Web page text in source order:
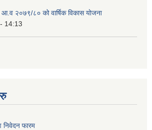
आ.व २०७९/८० को वार्षिक विकास योजना
14:13
निवेदन फारम